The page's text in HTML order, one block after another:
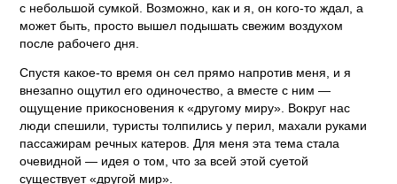
с небольшой сумкой. Возможно, как и я, он кого-то ждал, а
может быть, просто вышел подышать свежим воздухом
после рабочего дня.
Спустя какое-то время он сел прямо напротив меня, и я
внезапно ощутил его одиночество, а вместе с ним —
ощущение прикосновения к «другому миру». Вокруг нас
люди спешили, туристы толпились у перил, махали руками
пассажирам речных катеров. Для меня эта тема стала
очевидной — идея о том, что за всей этой суетой
существует «другой мир».